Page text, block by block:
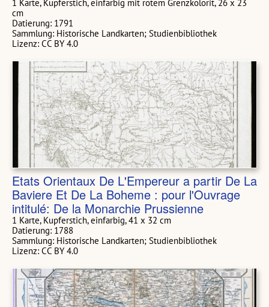
1 Karte, Kupferstich, einfarbig mit rotem Grenzkolorit, 26 x 23
cm
Datierung: 1791
Sammlung: Historische Landkarten; Studienbibliothek
Lizenz: CC BY 4.0
Etats Orientaux De L'Empereur a partir De La
Baviere Et De La Boheme : pour l'Ouvrage
intitulé: De la Monarchie Prussienne
1 Karte, Kupferstich, einfarbig, 41 x 32 cm
Datierung: 1788
Sammlung: Historische Landkarten; Studienbibliothek
Lizenz: CC BY 4.0